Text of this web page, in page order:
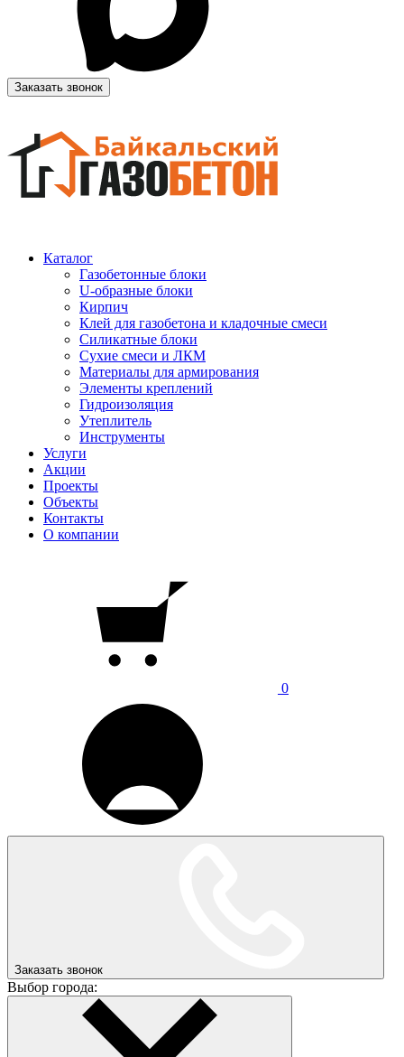
Заказать звонок
Каталог
Газобетонные блоки
U-образные блоки
Кирпич
Клей для газобетона и кладочные смеси
Силикатные блоки
Сухие смеси и ЛКМ
Материалы для армирования
Элементы креплений
Гидроизоляция
Утеплитель
Инструменты
Услуги
Акции
Проекты
Объекты
Контакты
О компании
0
Заказать звонок
Выбор города: